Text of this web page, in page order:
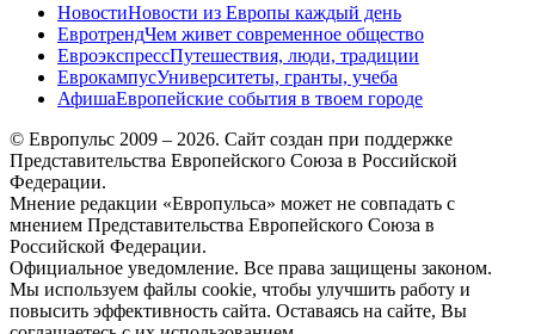
НовостиНовости из Европы каждый день
ЕвротрендЧем живет современное общество
ЕвроэкспрессПутешествия, люди, традиции
ЕврокампусУниверситеты, гранты, учеба
АфишаЕвропейские события в твоем городе
© Европульс 2009 – 2026. Сайт создан при поддержке
Представительства Европейского Союза в Российской
Федерации.
Мнение редакции «Европульса» может не совпадать с
мнением Представительства Европейского Союза в
Российской Федерации.
Официальное уведомление. Все права защищены законом.
Мы используем файлы cookie, чтобы улучшить работу и
повысить эффективность сайта. Оставаясь на сайте, Вы